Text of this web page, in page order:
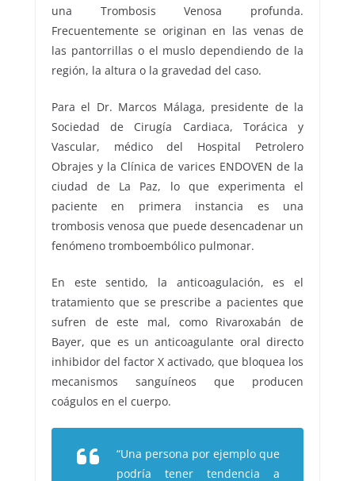
una Trombosis Venosa profunda.
Frecuentemente se originan en las venas de
las pantorrillas o el muslo dependiendo de la
región, la altura o la gravedad del caso.
Para el Dr. Marcos Málaga, presidente de la
Sociedad de Cirugía Cardiaca, Torácica y
Vascular, médico del Hospital Petrolero
Obrajes y la Clínica de varices ENDOVEN de la
ciudad de La Paz, lo que experimenta el
paciente en primera instancia es una
trombosis venosa que puede desencadenar un
fenómeno tromboembólico pulmonar.
En este sentido, la anticoagulación, es el
tratamiento que se prescribe a pacientes que
sufren de este mal, como Rivaroxabán de
Bayer, que es un anticoagulante oral directo
inhibidor del factor X activado, que bloquea los
mecanismos sanguíneos que producen
coágulos en el cuerpo.
“Una persona por ejemplo que
podría tener tendencia a